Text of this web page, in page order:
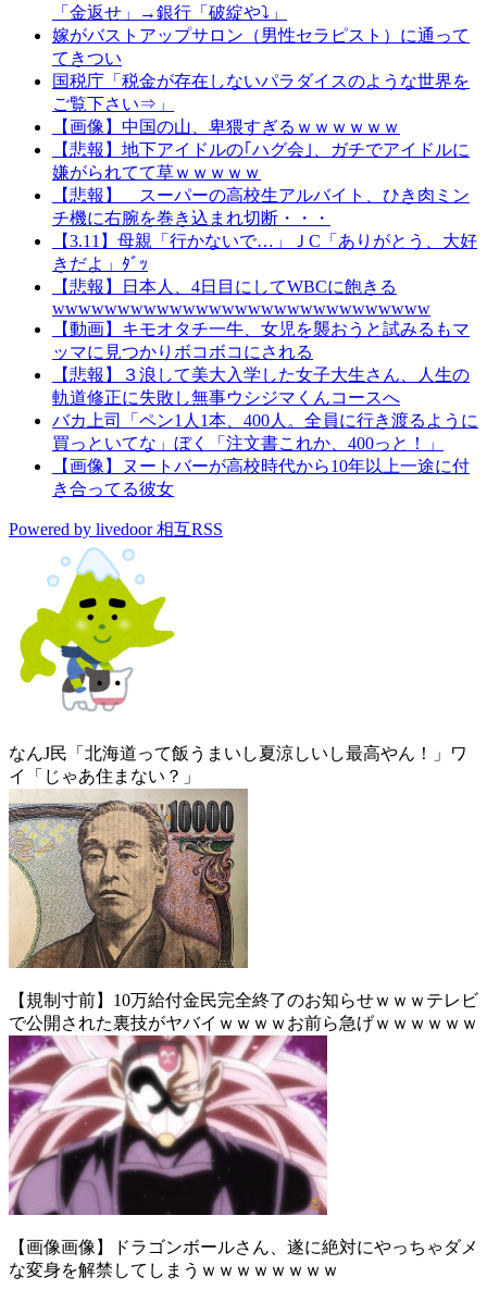
「金返せ」→銀行「破綻や⤵」
嫁がバストアップサロン（男性セラピスト）に通って
てきつい
国税庁「税金が存在しないパラダイスのような世界を
ご覧下さい⇒」
【画像】中国の山、卑猥すぎるｗｗｗｗｗｗ
【悲報】地下アイドルの｢ハグ会｣、ガチでアイドルに
嫌がられてて草ｗｗｗｗｗ
【悲報】 スーパーの高校生アルバイト、ひき肉ミン
チ機に右腕を巻き込まれ切断・・・
【3.11】母親「行かないで…」ＪC「ありがとう、大好
きだよ」ﾀﾞｯ
【悲報】日本人、4日目にしてWBCに飽きる
wwwwwwwwwwwwwwwwwwwwwwwwwwwww
【動画】キモオタチ一牛、女児を襲おうと試みるもマ
ッマに見つかりボコボコにされる
【悲報】３浪して美大入学した女子大生さん、人生の
軌道修正に失敗し無事ウシジマくんコースへ
バカ上司「ペン1人1本、400人。全員に行き渡るように
買っといてな」ぼく「注文書これか、400っと！」
【画像】ヌートバーが高校時代から10年以上一途に付
き合ってる彼女
Powered by livedoor 相互RSS
なんJ民「北海道って飯うまいし夏涼しいし最高やん！」ワ
イ「じゃあ住まない？」
【規制寸前】10万給付金民完全終了のお知らせｗｗｗテレビ
で公開された裏技がヤバイｗｗｗｗお前ら急げｗｗｗｗｗｗ
【画像画像】ドラゴンボールさん、遂に絶対にやっちゃダメ
な変身を解禁してしまうｗｗｗｗｗｗｗｗ